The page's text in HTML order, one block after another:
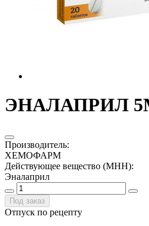
ЭНАЛАПРИЛ
Производитель:
ХЕМОФАРМ
Действующее вещество (МНН):
Эналаприл
Под заказ
Отпуск по рецепту